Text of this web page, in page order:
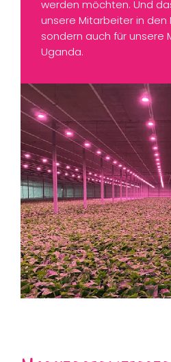
werden möchten. Und
unsere Mitarbeiter in den
sondern auch für unsere
Uganda.